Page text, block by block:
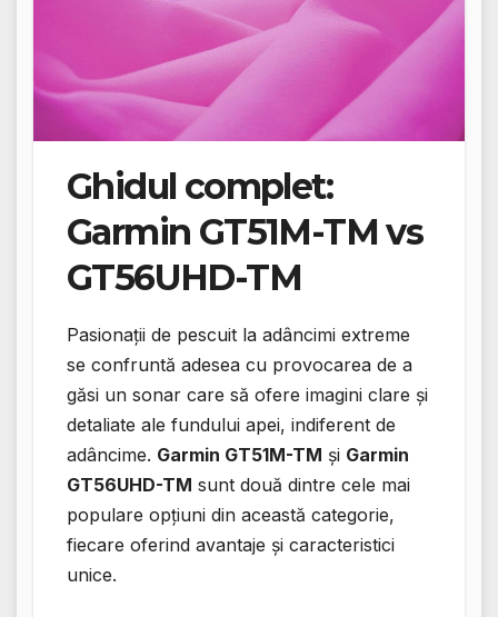
Ghidul complet:
Garmin GT51M-TM vs
GT56UHD-TM
Pasionații de pescuit la adâncimi extreme
se confruntă adesea cu provocarea de a
găsi un sonar care să ofere imagini clare și
detaliate ale fundului apei, indiferent de
adâncime. Garmin GT51M-TM și Garmin
GT56UHD-TM sunt două dintre cele mai
populare opțiuni din această categorie,
fiecare oferind avantaje și caracteristici
unice.